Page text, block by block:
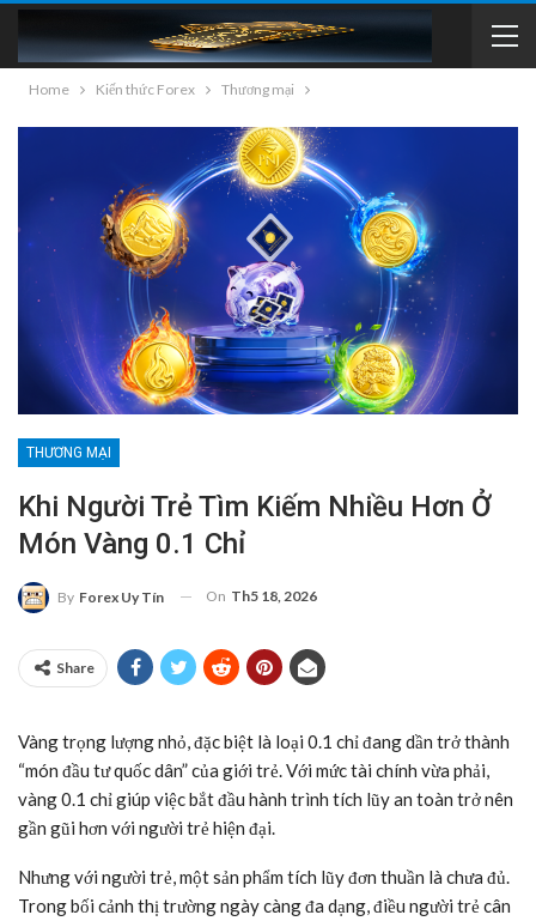
Home Kiến thức Forex Thương mại
THƯƠNG MẠI
Khi Người Trẻ Tìm Kiếm Nhiều Hơn Ở
Món Vàng 0.1 Chỉ
By Forex Uy Tín On Th5 18, 2026
Share
Vàng trọng lượng nhỏ, đặc biệt là loại 0.1 chỉ đang dần trở thành
“món đầu tư quốc dân” của giới trẻ. Với mức tài chính vừa phải,
vàng 0.1 chỉ giúp việc bắt đầu hành trình tích lũy an toàn trở nên
gần gũi hơn với người trẻ hiện đại.
Nhưng với người trẻ, một sản phẩm tích lũy đơn thuần là chưa đủ.
Trong bối cảnh thị trường ngày càng đa dạng, điều người trẻ cân